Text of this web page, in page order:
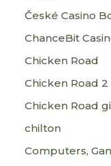
České Casino
ChanceBit
Chicken Road
Chicken Road 2
Chicken Road
chilton
Computers,